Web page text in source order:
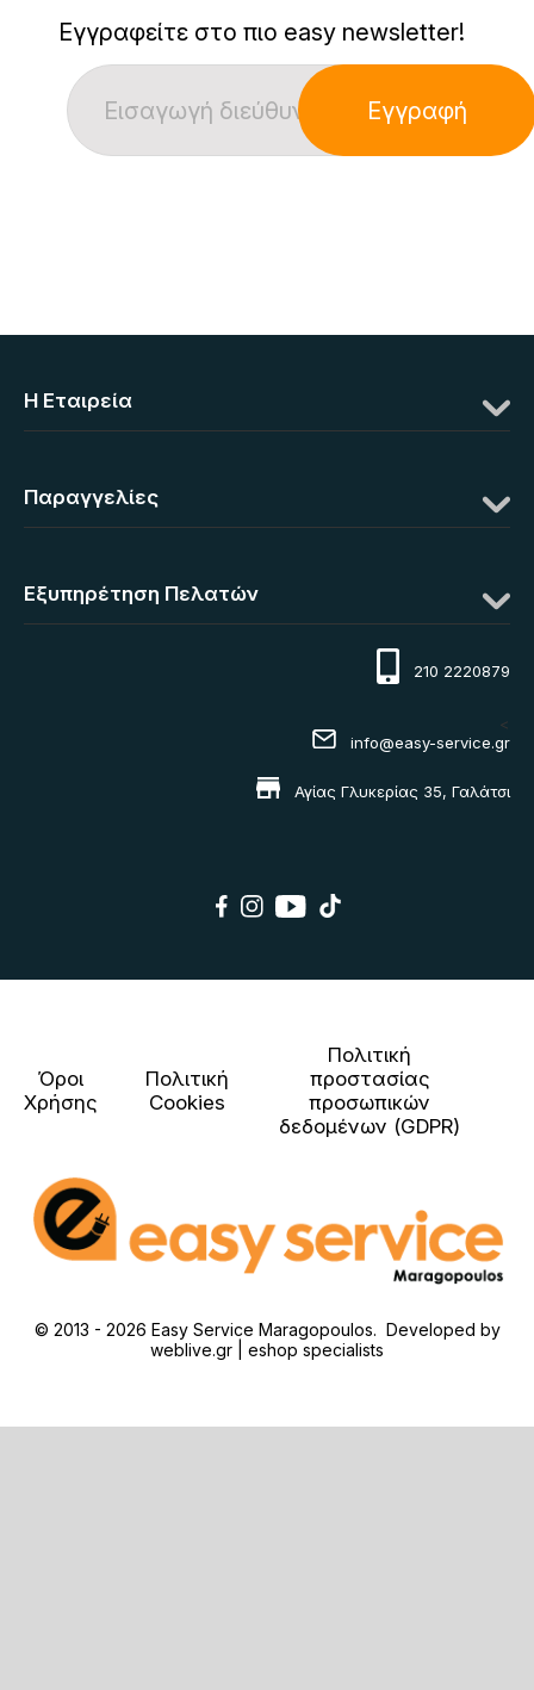
Εγγραφείτε στο πιο easy newsletter!
Εγγραφή
Η Eταιρεία
Παραγγελίες
Εξυπηρέτηση Πελατών
210 2220879
<
info@easy-service.gr
Αγίας Γλυκερίας 35, Γαλάτσι
Όροι
Χρήσης
Πολιτική
Cookies
Πολιτική
προστασίας
προσωπικών
δεδομένων (GDPR)
© 2013 - 2026 Easy Service Maragopoulos. Developed by
weblive.gr | eshop specialists